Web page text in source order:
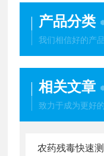
产品分类
我们相信好的产
相关文章
致力于成为更好
农药残毒快速